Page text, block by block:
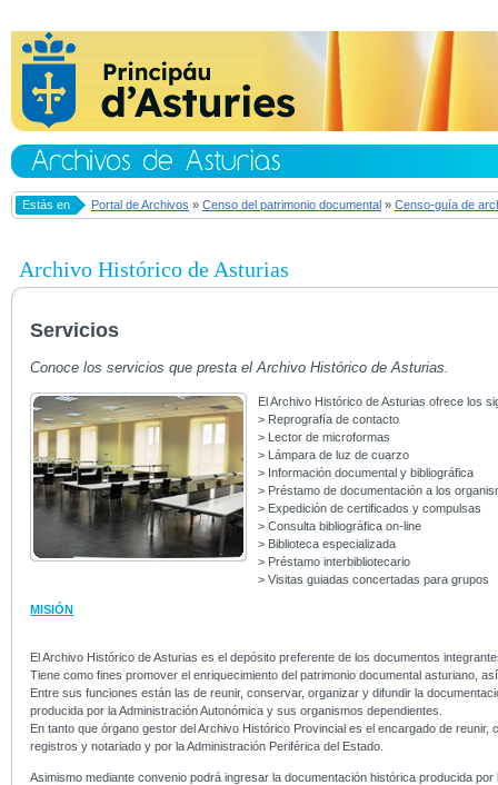
Estás en Portal de Archivos » Censo del patrimonio documental » Censo-guía de
Archivo Histórico de Asturias
Servicios
Conoce los servicios que presta el Archivo Histórico de Asturias.
El Archivo Histórico de Asturias ofrece los
> Reprografía de contacto
> Lector de microformas
> Lámpara de luz de cuarzo
> Información documental y bibliográfica
> Préstamo de documentación a los
> Expedición de certificados y compulsas
> Consulta bibliográfica on-line
> Biblioteca especializada
> Préstamo interbibliotecario
> Visitas guiadas concertadas para grupos
MISIÓN
El Archivo Histórico de Asturias es el depósito preferente de los documentos
Tiene como fines promover el enriquecimiento del patrimonio documental asturiano,
Entre sus funciones están las de reunir, conservar, organizar y difundir la
producida por la Administración Autonómica y sus organismos dependientes.
En tanto que órgano gestor del Archivo Histórico Provincial es el encargado de
registros y notariado y por la Administración Periférica del Estado.
Asimismo mediante convenio podrá ingresar la documentación histórica producida